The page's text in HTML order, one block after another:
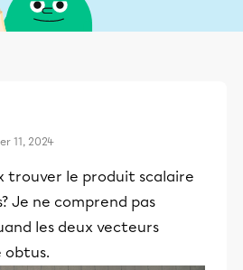
11, 2024
trouver le produit scalaire
Je ne comprend pas
les deux vecteurs
obtus.